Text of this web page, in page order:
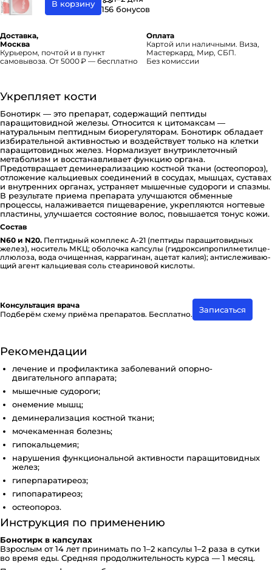
В корзину
156 бонусов
Доставка,
Москва
Курьером, почтой и в пункт
самовывоза. От 5000 ₽ — бесплатно
Оплата
Картой или наличными. Виза,
Мастеркард, Мир, СБП.
Без комиссии
Укрепляет кости
Бонотирк — это препарат, содержащий пептиды
паращитовидной железы. Относится к цитомаксам —
натуральным пептидным биорегуляторам. Бонотирк обладает
избирательной активностью и воздействует только на клетки
паращитовидных желез. Нормализует внутриклеточный
метаболизм и восстанавливает функцию органа.
Предотвращает деминерализацию костной ткани (остеопороз),
отложение кальциевых соединений в сосудах, мышцах, суставах
и внутренних органах, устраняет мышечные судороги и спазмы.
В результате приема препарата улучшаются обменные
процессы, налаживается пищеварение, укрепляются ногтевые
пластины, улучшается состояние волос, повышается тонус кожи.
Состав
N60 и N20. Пептидный комплекс A-21 (пептиды па­ра­щи­то­ви­д­ных
желез), носитель МКЦ; оболочка капсулы (ги­д­ро­к­си­п­ро­пи­л­ме­ти­л­це­
л­лю­ло­за, вода очищенная, ка­р­ра­ги­нан, ацетат калия); ан­ти­с­ле­жи­ва­ю­
щий агент каль­ци­е­вая соль сте­а­ри­но­вой кислоты.
Консультация врача
Подберём схему приёма препаратов. Бесплатно.
Записаться
Рекомендации
лечение и профилактика заболеваний опорно-
двигательного аппарата;
мышечные судороги;
онемение мышц;
деминерализация костной ткани;
мочекаменная болезнь;
гипокальцемия;
нарушения функциональной активности паращитовидных
желез;
гиперпаратиреоз;
гипопаратиреоз;
остеопороз.
Инструкция по применению
Бонотирк в капсулах
Взрослым от 14 лет принимать по 1–2 капсулы 1–2 раза в сутки
во время еды. Средняя продолжительность курса — 1 месяц.